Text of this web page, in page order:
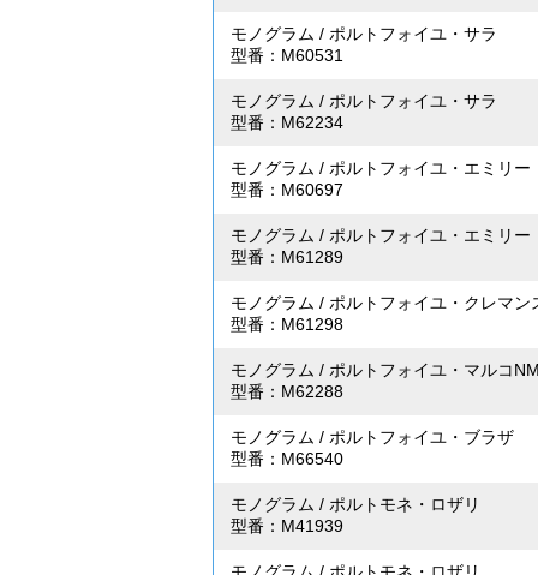
モノグラム / ポルトフォイユ・サラ
型番：M60531
モノグラム / ポルトフォイユ・サラ
型番：M62234
モノグラム / ポルトフォイユ・エミリー
型番：M60697
モノグラム / ポルトフォイユ・エミリー
型番：M61289
モノグラム / ポルトフォイユ・クレマン
型番：M61298
モノグラム / ポルトフォイユ・マルコ
型番：M62288
モノグラム / ポルトフォイユ・ブラザ
型番：M66540
モノグラム / ポルトモネ・ロザリ
型番：M41939